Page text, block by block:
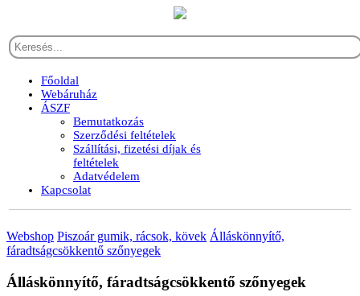
Főoldal
Webáruház
ÁSZF
Bemutatkozás
Szerződési feltételek
Szállítási, fizetési díjak és
feltételek
Adatvédelem
Kapcsolat
Webshop Piszoár gumik, rácsok, kövek Álláskönnyítő,
fáradtságcsökkentő szőnyegek
Álláskönnyítő, fáradtságcsökkentő szőnyegek